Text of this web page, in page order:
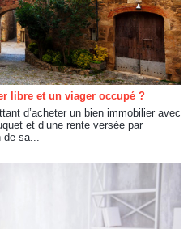
libre et un viager occupé ?
d’acheter un bien immobilier avec
et d’une rente versée par
de sa...